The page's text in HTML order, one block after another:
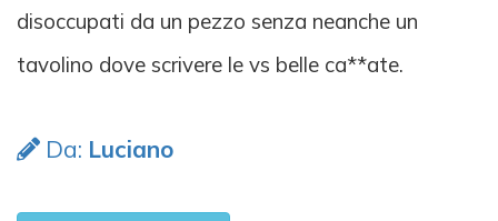
disoccupati da un pezzo senza neanche un
tavolino dove scrivere le vs belle ca**ate.
Da: Luciano